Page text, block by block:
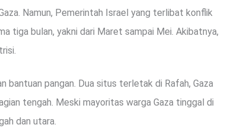
Namun, Pemerintah Israel yang terlibat konflik
tiga bulan, yakni dari Maret sampai Mei. Akibatnya,
bantuan pangan. Dua situs terletak di Rafah, Gaza
tengah. Meski mayoritas warga Gaza tinggal di
dan utara.